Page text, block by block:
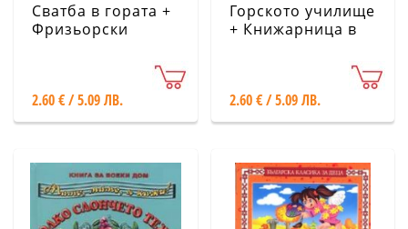
Сватба в гората +
Фризьорски
(Във вълшебната
2.60 € / 5.09 ЛВ.
Горското училище
+ Книжарница в
вълшебната гора)
2.60 € / 5.09 ЛВ.